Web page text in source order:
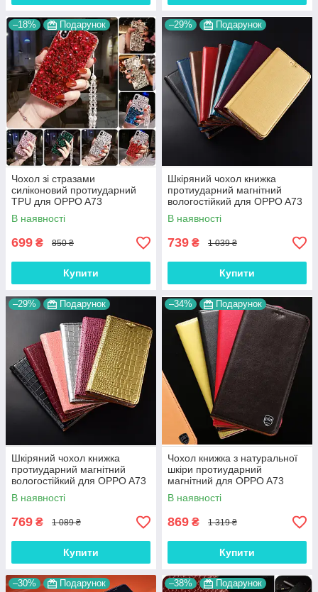
–18% Подарунок
Чохол зі стразами
силіконовий протиударний
TPU для OPPO A73
"SWAROV LUXURY"
В наявності
699 ₴ 850 ₴
Купити
–29% Подарунок
Шкіряний чохол книжка
протиударний магнітний
вологостійкий для OPPO A73
"VERSANO"
В наявності
739 ₴ 1 039 ₴
Купити
–29% Подарунок
Шкіряний чохол книжка
протиударний магнітний
вологостійкий для OPPO A73
"GOLDAX"
В наявності
769 ₴ 1 089 ₴
Купити
–34% Подарунок
Чохол книжка з натуральної
шкіри протиударний
магнітний для OPPO A73
"CLASIC"
В наявності
869 ₴ 1 319 ₴
Купити
–30% Подарунок –38% Подарунок